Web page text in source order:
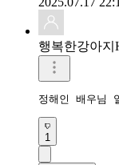
행복한강아지
정해인 배우님
1